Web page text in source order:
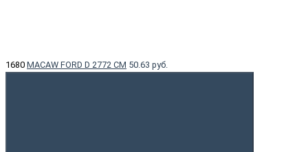
1680 MACAW FORD D 2772 CM 50.63 руб.